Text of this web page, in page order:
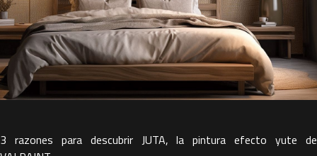
3 razones para descubrir JUTA, la pintura efecto yute de